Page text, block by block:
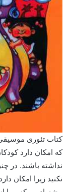
کتاب تئوری
که امکان دارد
نداشته باشند. در
نکنید زیرا امکان